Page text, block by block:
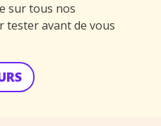
sur tous nos
tester avant de vous